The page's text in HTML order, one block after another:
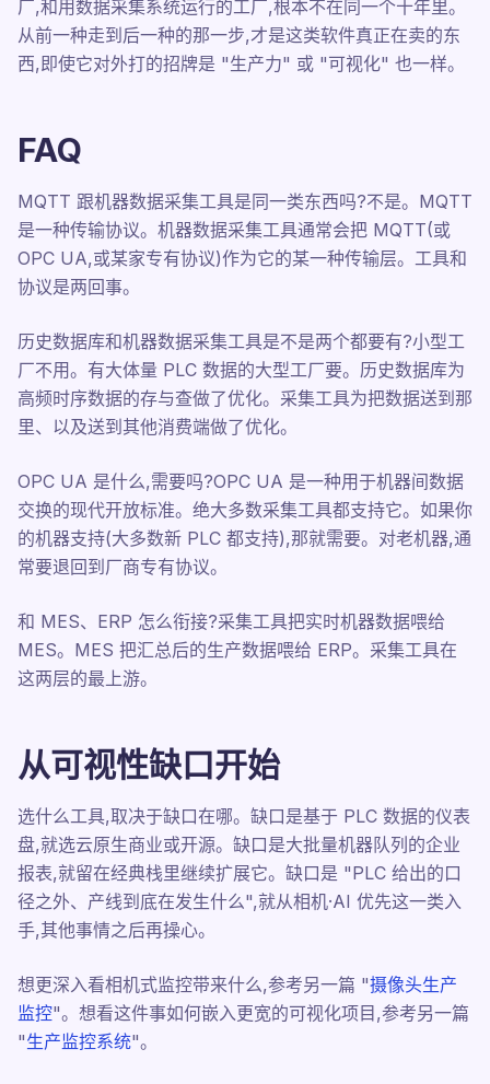
厂,和用数据采集系统运行的工厂,根本不在同一个十年里。
从前一种走到后一种的那一步,才是这类软件真正在卖的东
西,即使它对外打的招牌是 "生产力" 或 "可视化" 也一样。
FAQ
MQTT 跟机器数据采集工具是同一类东西吗?不是。MQTT
是一种传输协议。机器数据采集工具通常会把 MQTT(或
OPC UA,或某家专有协议)作为它的某一种传输层。工具和
协议是两回事。
历史数据库和机器数据采集工具是不是两个都要有?小型工
厂不用。有大体量 PLC 数据的大型工厂要。历史数据库为
高频时序数据的存与查做了优化。采集工具为把数据送到那
里、以及送到其他消费端做了优化。
OPC UA 是什么,需要吗?OPC UA 是一种用于机器间数据
交换的现代开放标准。绝大多数采集工具都支持它。如果你
的机器支持(大多数新 PLC 都支持),那就需要。对老机器,通
常要退回到厂商专有协议。
和 MES、ERP 怎么衔接?采集工具把实时机器数据喂给
MES。MES 把汇总后的生产数据喂给 ERP。采集工具在
这两层的最上游。
从可视性缺口开始
选什么工具,取决于缺口在哪。缺口是基于 PLC 数据的仪表
盘,就选云原生商业或开源。缺口是大批量机器队列的企业
报表,就留在经典栈里继续扩展它。缺口是 "PLC 给出的口
径之外、产线到底在发生什么",就从相机·AI 优先这一类入
手,其他事情之后再操心。
想更深入看相机式监控带来什么,参考另一篇 "摄像头生产
监控"。想看这件事如何嵌入更宽的可视化项目,参考另一篇
"生产监控系统"。